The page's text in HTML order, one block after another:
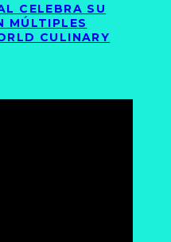
CELEBRA SU
MÚLTIPLES
CULINARY